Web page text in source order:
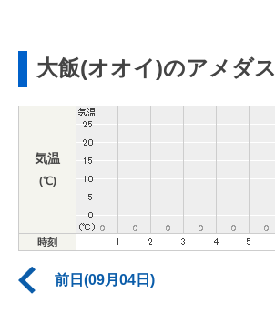
大飯(オオイ)のアメダス
気温
(℃)
時刻
前日(09月04日)